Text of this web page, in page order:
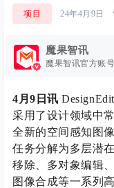
项目 24年4月9日
魔果智讯
魔果智讯官方账
4月9日讯
采用了设计领域中
全新的空间感知图
任务分解为多层潜
移除、多对象编辑
图像合成等一系列